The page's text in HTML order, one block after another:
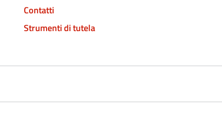
Contatti
Strumenti di tutela